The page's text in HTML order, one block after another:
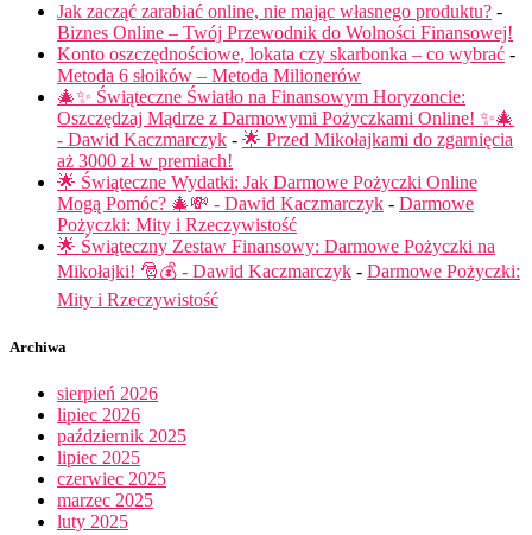
Jak zacząć zarabiać online, nie mając własnego produktu? -
Biznes Online – Twój Przewodnik do Wolności Finansowej!
Konto oszczędnościowe, lokata czy skarbonka – co wybrać -
Metoda 6 słoików – Metoda Milionerów
🎄✨ Świąteczne Światło na Finansowym Horyzoncie:
Oszczędzaj Mądrze z Darmowymi Pożyczkami Online! ✨🎄
- Dawid Kaczmarczyk - 🌟 Przed Mikołajkami do zgarnięcia
aż 3000 zł w premiach!
🌟 Świąteczne Wydatki: Jak Darmowe Pożyczki Online
Mogą Pomóc? 🎄💸 - Dawid Kaczmarczyk - Darmowe
Pożyczki: Mity i Rzeczywistość
🌟 Świąteczny Zestaw Finansowy: Darmowe Pożyczki na
Mikołajki! 🎅💰 - Dawid Kaczmarczyk - Darmowe Pożyczki:
Mity i Rzeczywistość
Archiwa
sierpień 2026
lipiec 2026
październik 2025
lipiec 2025
czerwiec 2025
marzec 2025
luty 2025